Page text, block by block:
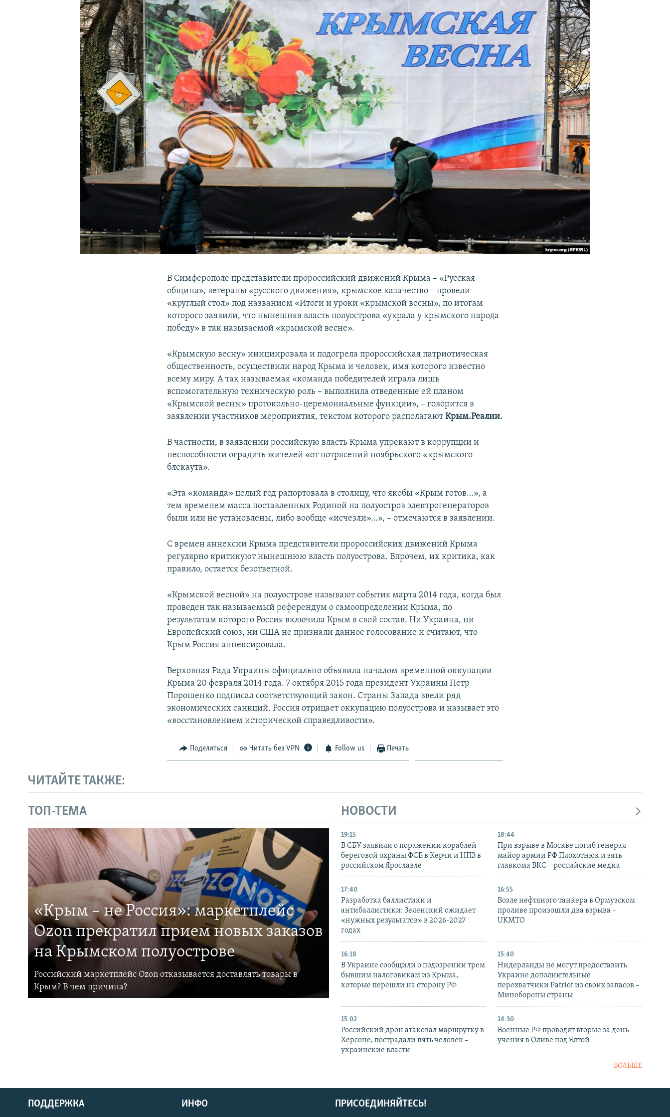
КРЫМ.НЕПОКОРЕННЫЙ
УКРАИНСКАЯ ПРОБЛЕМА КРЫМА
В Симферополе представители пророссийский движений Крыма – «Русская
община», ветераны «русского движения», крымское казачество – провели
«круглый стол» под названием «Итоги и уроки «крымской весны», по итогам
которого заявили, что нынешняя власть полуострова «украла у крымского народа
победу» в так называемой «крымской весне».
«Крымскую весну» инициировала и подогрела пророссийская патриотическая
общественность, осуществили народ Крыма и человек, имя которого известно
всему миру. А так называемая «команда победителей играла лишь
вспомогательную техническую роль – выполнила отведенные ей планом
«Крымской весны» протокольно-церемониальные функции», – говорится в
заявлении участников мероприятия, текстом которого располагаютКрым.Реалии.
В частности, в заявлении российскую власть Крыма упрекают в коррупции и
неспособности оградить жителей «от потрясений ноябрьского «крымского
блекаута».
«Эта «команда» целый год рапортовала в столицу, что якобы «Крым готов…», а
тем временем масса поставленных Родиной на полуостров электрогенераторов
были или не установлены, либо вообще «исчезли»…», – отмечаются в заявлении.
С времен аннексии Крыма представители пророссийских движений Крыма
регулярно критикуют нынешнюю власть полуострова. Впрочем, их критика, как
правило, остается безответной.
«Крымской весной» на полуострове называют события марта 2014 года, когда был
проведен так называемый референдум о самоопределении Крыма, по
результатам которого Россия включила Крым в свой состав. Ни Украина, ни
Европейский союз, ни США не признали данное голосование и считают, что
Крым Россия аннексировала.
Верховная Рада Украины официально объявила началом временной оккупации
Крыма 20 февраля 2014 года. 7 октября 2015 года президент Украины Петр
Порошенко подписал соответствующий закон. Страны Запада ввели ряд
экономических санкций. Россия отрицает оккупацию полуострова и называет это
«восстановлением исторической справедливости».
Поделиться Читать без VPN Follow us Печать
ЧИТАЙТЕ ТАКЖЕ:
ТОП-ТЕМА
«Крым – не Россия»: маркетплейс
Ozon прекратил прием новых заказов
на Крымском полуострове
Российский маркетплейс Ozon отказывается доставлять товары в
Крым? В чем причина?
НОВОСТИ
19:15
В СБУ заявили о поражении кораблей
береговой охраны ФСБ в Керчи и НПЗ в
российском Ярославле
18:44
При взрыве в Москве погиб генерал-
майор армии РФ Плохотнюк и зять
главкома ВКС – российские медиа
17:40
Разработка баллистики и
антибаллистики: Зеленский ожидает
«нужных результатов» в 2026-2027
годах
16:55
Возле нефтяного танкера в Ормузском
проливе произошли два взрыва –
UKMTO
16:18
В Украине сообщили о подозрении трем
бывшим налоговикам из Крыма,
которые перешли на сторону РФ
15:40
Нидерланды не могут предоставить
Украине дополнительные
перехватчики Patriot из своих запасов –
Минобороны страны
15:02
Российский дрон атаковал маршрутку в
Херсоне, пострадали пять человек –
украинские власти
14:30
Военные РФ проводят вторые за день
учения в Оливе под Ялтой
БОЛЬШЕ
ПРИСОЕДИНЯЙТЕСЬ!
ПОДДЕРЖКА ИНФО